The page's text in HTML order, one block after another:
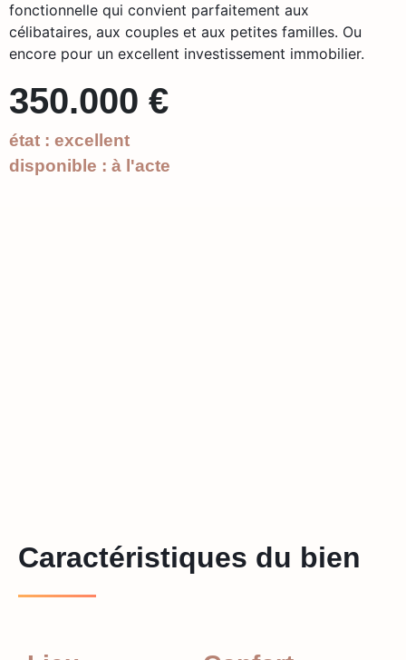
fonctionnelle qui convient parfaitement aux
célibataires, aux couples et aux petites familles. Ou
encore pour un excellent investissement immobilier.
350.000 €
état : excellent
disponible : à l'acte
Caractéristiques du bien